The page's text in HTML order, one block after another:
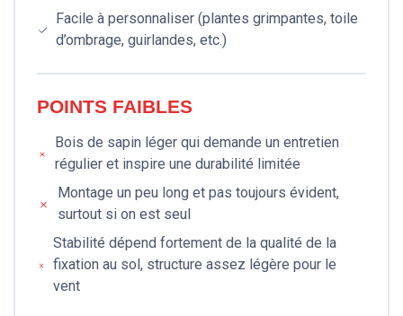
Facile à personnaliser (plantes grimpantes, toile
d’ombrage, guirlandes, etc.)
POINTS FAIBLES
Bois de sapin léger qui demande un entretien
régulier et inspire une durabilité limitée
Montage un peu long et pas toujours évident,
surtout si on est seul
Stabilité dépend fortement de la qualité de la
fixation au sol, structure assez légère pour le
vent